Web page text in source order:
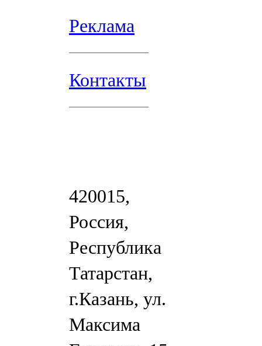
Реклама
Контакты
420015,
Россия,
Республика
Татарстан,
г.Казань, ул.
Максима